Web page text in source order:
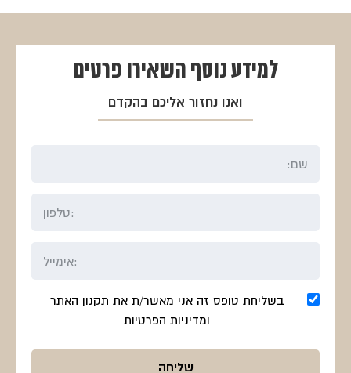
למידע נוסף השאירו פרטים
ואנו נחזור אליכם בהקדם
בשליחת טופס זה אני מאשר/ת את תקנון האתר
ומדיניות הפרטיות